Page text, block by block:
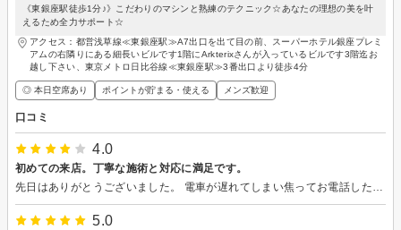
《東銀座駅徒歩1分♪》こだわりのマシンと熟練のテクニック☆あなたの理想の美を叶
えるため全力サポート☆
アクセス：都営浅草線≪東銀座駅≫A7出口を出て目の前、スーパーホテル銀座プレミ
アムの右隣りにある細長いビルです1階にArkterixさんが入っているビルです3階迄お
越し下さい、東京メトロ日比谷線≪東銀座駅≫3番出口より徒歩4分
◎ 本日空席あり ポイントが貯まる・使える メンズ歓迎
口コミ
4.0
初めての来店。丁寧な施術と対応に満足です。
5.0